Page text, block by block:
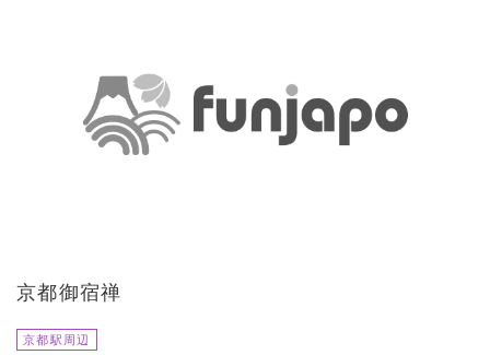
京都御宿禅
京都駅周辺